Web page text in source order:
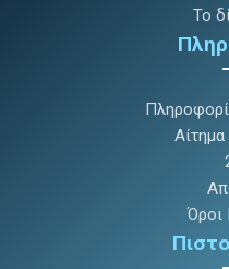
Το
Όροι